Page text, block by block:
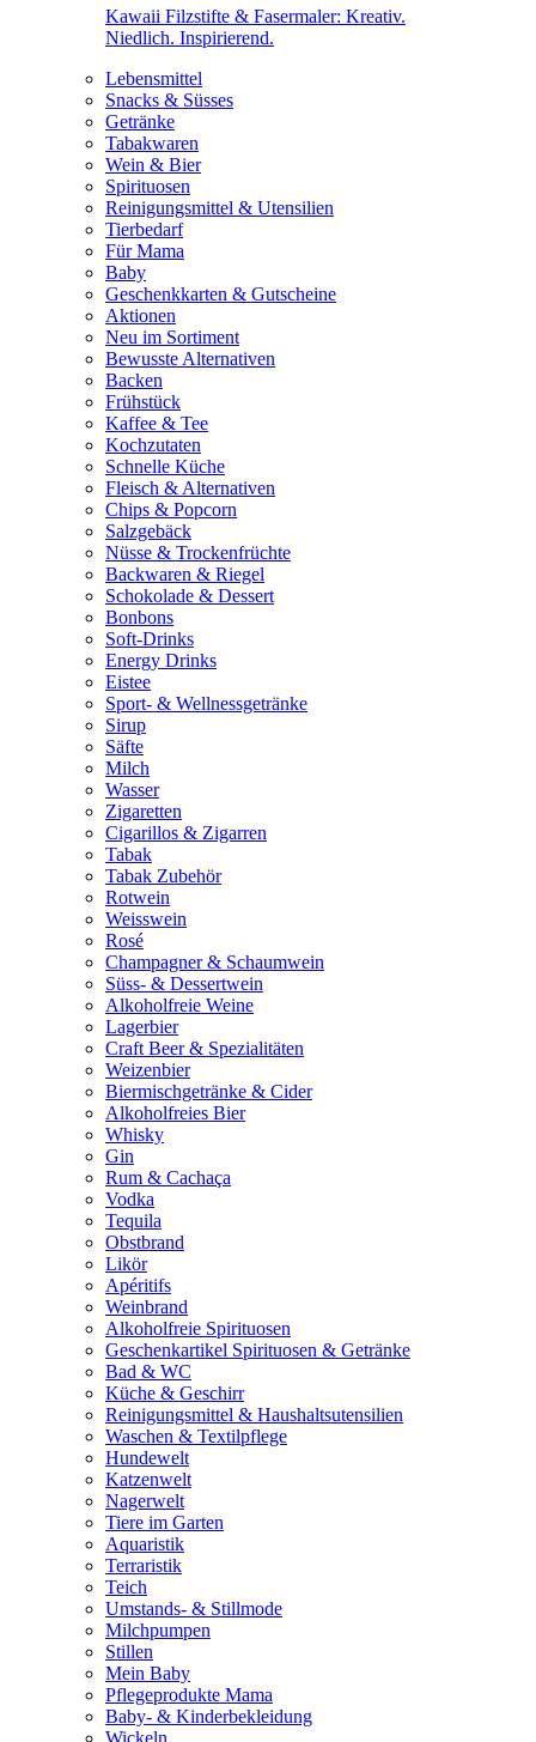
Kawaii Filzstifte & Fasermaler: Kreativ.
Niedlich. Inspirierend.
Lebensmittel
Snacks & Süsses
Getränke
Tabakwaren
Wein & Bier
Spirituosen
Reinigungsmittel & Utensilien
Tierbedarf
Für Mama
Baby
Geschenkkarten & Gutscheine
Aktionen
Neu im Sortiment
Bewusste Alternativen
Backen
Frühstück
Kaffee & Tee
Kochzutaten
Schnelle Küche
Fleisch & Alternativen
Chips & Popcorn
Salzgebäck
Nüsse & Trockenfrüchte
Backwaren & Riegel
Schokolade & Dessert
Bonbons
Soft-Drinks
Energy Drinks
Eistee
Sport- & Wellnessgetränke
Sirup
Säfte
Milch
Wasser
Zigaretten
Cigarillos & Zigarren
Tabak
Tabak Zubehör
Rotwein
Weisswein
Rosé
Champagner & Schaumwein
Süss- & Dessertwein
Alkoholfreie Weine
Lagerbier
Craft Beer & Spezialitäten
Weizenbier
Biermischgetränke & Cider
Alkoholfreies Bier
Whisky
Gin
Rum & Cachaça
Vodka
Tequila
Obstbrand
Likör
Apéritifs
Weinbrand
Alkoholfreie Spirituosen
Geschenkartikel Spirituosen & Getränke
Bad & WC
Küche & Geschirr
Reinigungsmittel & Haushaltsutensilien
Waschen & Textilpflege
Hundewelt
Katzenwelt
Nagerwelt
Tiere im Garten
Aquaristik
Terraristik
Teich
Umstands- & Stillmode
Milchpumpen
Stillen
Mein Baby
Pflegeprodukte Mama
Baby- & Kinderbekleidung
Wickeln